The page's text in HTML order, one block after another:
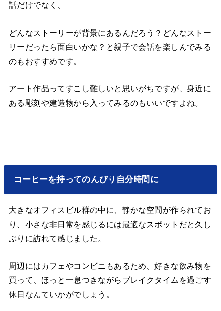
話だけでなく、
どんなストーリーが背景にあるんだろう？どんなストー
リーだったら面白いかな？と親子で会話を楽しんでみる
のもおすすめです。
アート作品ってすこし難しいと思いがちですが、身近に
ある彫刻や建造物から入ってみるのもいいですよね。
コーヒーを持ってのんびり自分時間に
大きなオフィスビル群の中に、静かな空間が作られてお
り、小さな非日常を感じるには最適なスポットだと久し
ぶりに訪れて感じました。
周辺にはカフェやコンビニもあるため、好きな飲み物を
買って、ほっと一息つきながらブレイクタイムを過ごす
休日なんていかがでしょう。